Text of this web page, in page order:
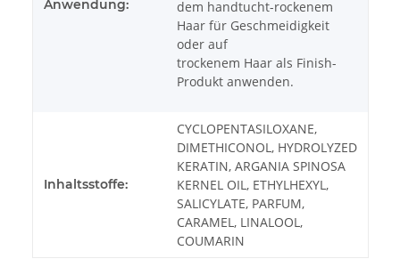
Anwendung:
dem handtucht-rockenem
Haar für Geschmeidigkeit
oder auf
trockenem Haar als Finish-
Produkt anwenden.
Inhaltsstoffe:
CYCLOPENTASILOXANE,
DIMETHICONOL, HYDROLYZED
KERATIN, ARGANIA SPINOSA
KERNEL OIL, ETHYLHEXYL,
SALICYLATE, PARFUM,
CARAMEL, LINALOOL,
COUMARIN